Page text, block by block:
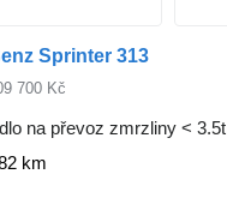
Sprinter 313
700 Kč
na převoz zmrzliny < 3.5t
km